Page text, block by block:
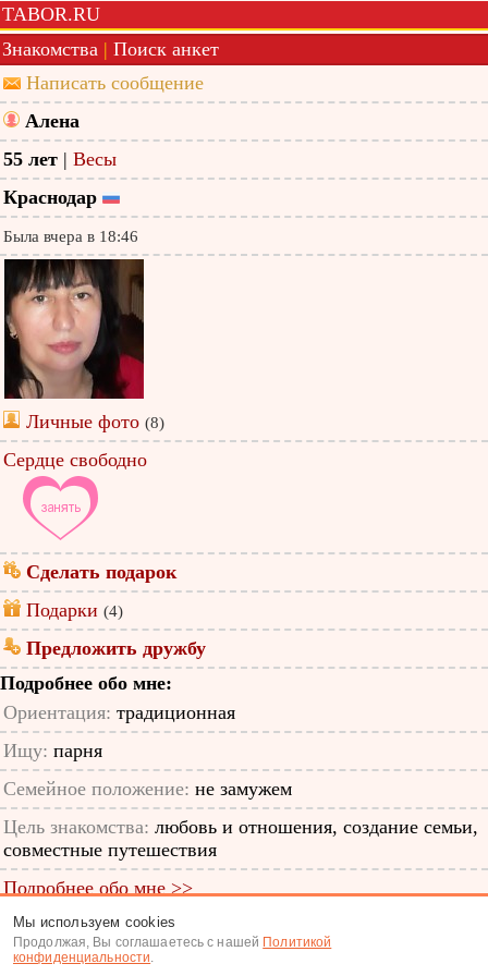
TABOR.RU
Знакомства | Поиск анкет
Написать сообщение
Алена
55 лет | Весы
Краснодар
Была вчера в 18:46
Личные фото (8)
Сердце свободно
Сделать подарок
Подарки (4)
Предложить дружбу
Подробнее обо мне:
Ориентация: традиционная
Ищу: парня
Семейное положение: не замужем
Цель знакомства: любовь и отношения, создание семьи,
совместные путешествия
Подробнее обо мне >>
ID анкеты: 12816226
Знакомства|Поиск анкет
Мы используем cookies
Продолжая, Вы соглашаетесь с нашей Политикой
конфиденциальности.